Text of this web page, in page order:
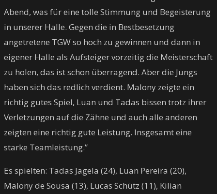
Abend, was für eine tolle Stimmung und Begeisterung
in unserer Halle. Gegen die in Bestbesetzung
angetretene TGW so hoch zu gewinnen und dann in
eigener Halle als Aufsteiger vorzeitig die Meisterschaft
zu holen, das ist schon überragend. Aber die Jungs
haben sich das redlich verdient. Malony zeigte ein
richtig gutes Spiel, Luan und Tadas bissen trotz ihrer
Verletzungen auf die Zähne und auch alle anderen
zeigten eine richtig gute Leistung. Insgesamt eine
starke Teamleistung.”
Es spielten: Tadas Jagela (24), Luan Pereira (20),
Malony de Sousa (13), Lucas Schütz (11), Kilian